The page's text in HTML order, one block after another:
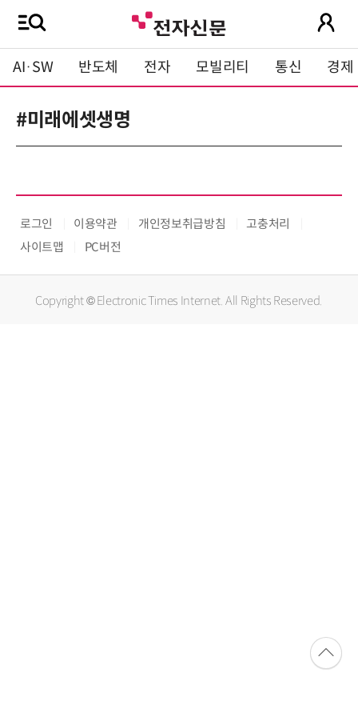
AI·SW 반도체 전자 모빌리티 통신 경제
#미래에셋생명
로그인 이용약관 개인정보취급방침
고충처리
사이트맵
PC버전
Copyright © Electronic Times Internet. All Rights Reserved.